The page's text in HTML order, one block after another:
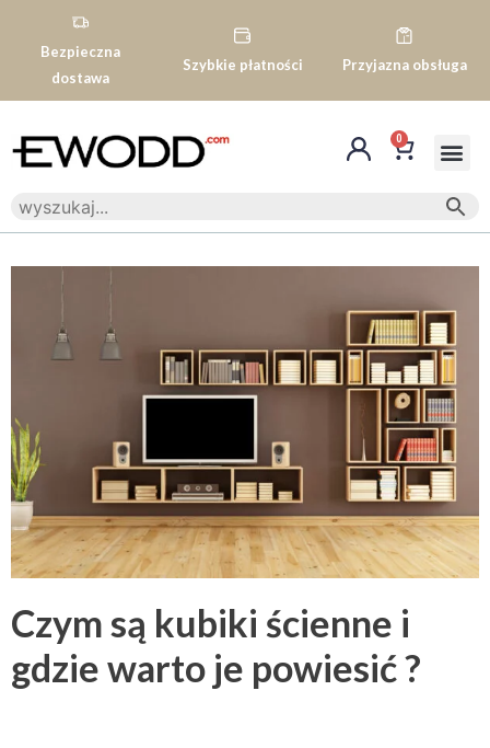
Bezpieczna
dostawa
Szybkie płatności Przyjazna obsługa
0
Czym są kubiki ścienne i
gdzie warto je powiesić ?